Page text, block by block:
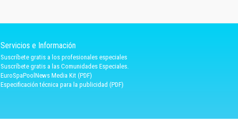
Servicios e Información
Suscríbete gratis a los profesionales especiales
Suscríbete gratis a las Comunidades Especiales.
EuroSpaPoolNews Media Kit (PDF)
Especificación técnica para la publicidad (PDF)